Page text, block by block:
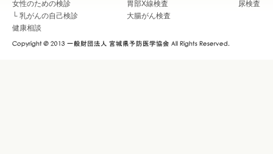
女性のための検診
└ 乳がんの自己検診
健康相談
胃部X線検査
尿検査
大腸がん検査